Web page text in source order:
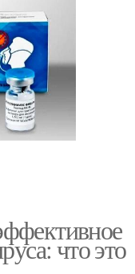
что это